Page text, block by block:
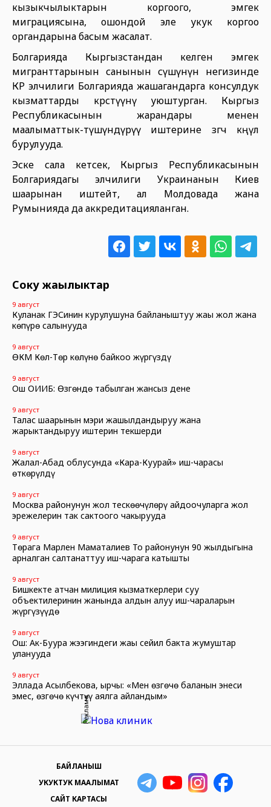
кызыкчылыктарын коргоого, эмгек
миграциясына, ошондой эле укук коргоо
органдарына басым жасалат.
Болгарияда Кыргызстандан келген эмгек
мигранттарынын санынын өсүшүнүн негизинде
КР элчилиги Болгарияда жашагандарга консулдук
кызматтарды көрсөтүүнү уюштурган. Кыргыз
Республикасынын жарандары менен
маалыматтык-түшүндүрүү иштерине өзгөчө көңүл
бурулууда.
Эске сала кетсек, Кыргыз Республикасынын
Болгариядагы элчилиги Украинанын Киев
шаарынан иштейт, ал Молдовада жана
Румынияда да аккредитацияланган.
Соңку жаңылыктар
9 август
Куланак ГЭСинин курулушуна байланыштуу жаңы жол жана
көпүрө салынууда
9 август
ӨКМ Көл-Төр көлүнө байкоо жүргүздү
9 август
Ош ОИИБ: Өзгөндө табылган жансыз дене
9 август
Талас шаарынын мэри жашылдандыруу жана
жарыктандыруу иштерин текшерди
9 август
Жалал-Абад облусунда «Кара-Куурай» иш-чарасы
өткөрүлдү
9 август
Москва районунун жол тескөөчүлөрү айдоочуларга жол
эрежелерин так сактоого чакырууда
9 август
Төрага Марлен Маматалиев Тоң районунун 90 жылдыгына
арналган салтанаттуу иш-чарага катышты
9 август
Бишкекте атчан милиция кызматкерлери суу
объектилеринин жанында алдын алуу иш-чараларын
жүргүзүүдө
9 август
Ош: Ак-Буура жээгиндеги жаңы сейил бакта жумуштар
уланууда
9 август
Эллада Асылбекова, ырчы: «Мен өзгөчө баланын энеси
эмес, өзгөчө күчтүү аялга айландым»
Реклама
БАЙЛАНЫШ
УКУКТУК МААЛЫМАТ
САЙТ КАРТАСЫ